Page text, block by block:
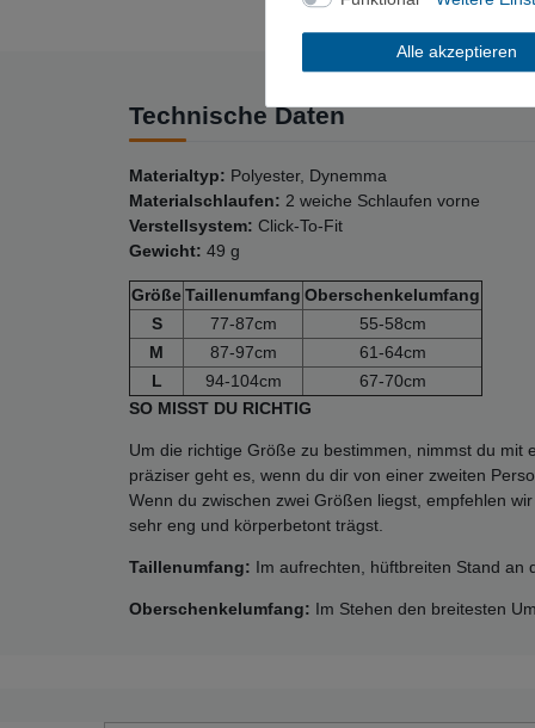
Technische Daten
Materialtyp: Polyester, Dynemma
Materialschlaufen: 2 weiche Schlaufen vorne
Verstellsystem: Click-To-Fit
Gewicht: 49 g
GrößeTaillenumfang Oberschenkelumfang
S
77-87cm
55-58cm
M
87-97cm
61-64cm
L
94-104cm
67-70cm
SO MISST DU RICHTIG
Um die richtige Größe zu bestimmen, nimmst du
präziser geht es, wenn du dir von einer zweiten
Wenn du zwischen zwei Größen liegst, empfehlen
sehr eng und körperbetont trägst.
Taillenumfang: Im aufrechten, hüftbreiten Stand an
Oberschenkelumfang: Im Stehen den breitesten
Alle akzeptieren